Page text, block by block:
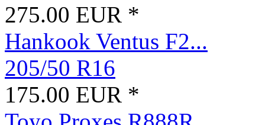
275.00 EUR *
Hankook Ventus F2...
205/50 R16
175.00 EUR *